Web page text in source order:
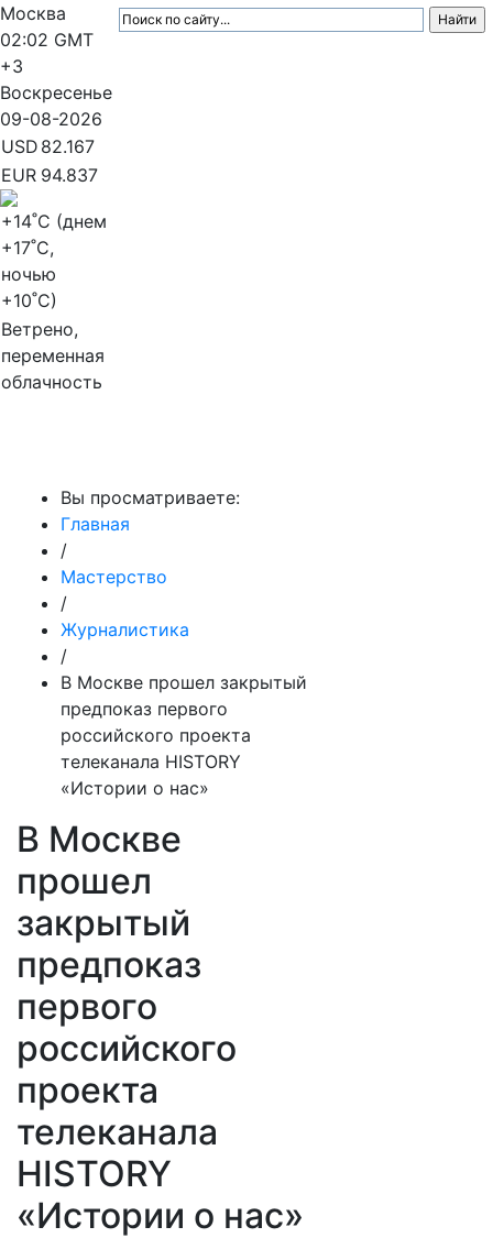
Москва
02:02 GMT
+3
Воскресенье
09-08-2026
USD 82.167
EUR 94.837
+14˚C (днем
+17˚C,
ночью
+10˚C)
Ветрено,
переменная
облачность
Вы просматриваете:
Главная
/
Мастерство
/
Журналистика
/
В Москве прошел закрытый
предпоказ первого
российского проекта
телеканала HISTORY
«Истории о нас»
В Москве
прошел
закрытый
предпоказ
первого
российского
проекта
телеканала
HISTORY
«Истории о нас»